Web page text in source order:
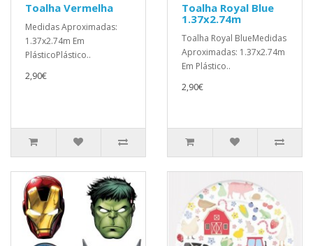
Toalha Vermelha
Medidas Aproximadas:
1.37x2.74m Em
PlásticoPlástico..
2,90€
Toalha Royal Blue
1.37x2.74m
Toalha Royal BlueMedidas
Aproximadas: 1.37x2.74m
Em Plástico..
2,90€